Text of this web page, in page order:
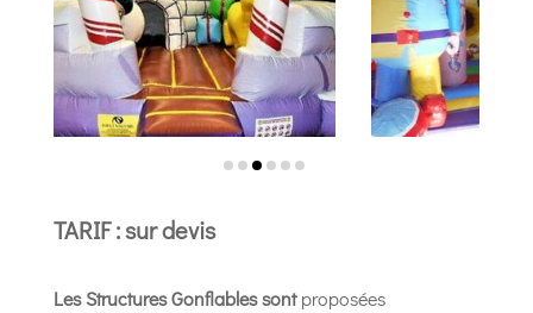
TARIF : sur devis
Les Structures Gonflables sontproposées